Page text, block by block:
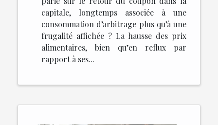
capitale, longtemps associée à une
consommation d’arbitrage plus qu’à une
frugalité affichée ? La hausse des prix
alimentaires, bien qu’en reflux par
rapport à ses...